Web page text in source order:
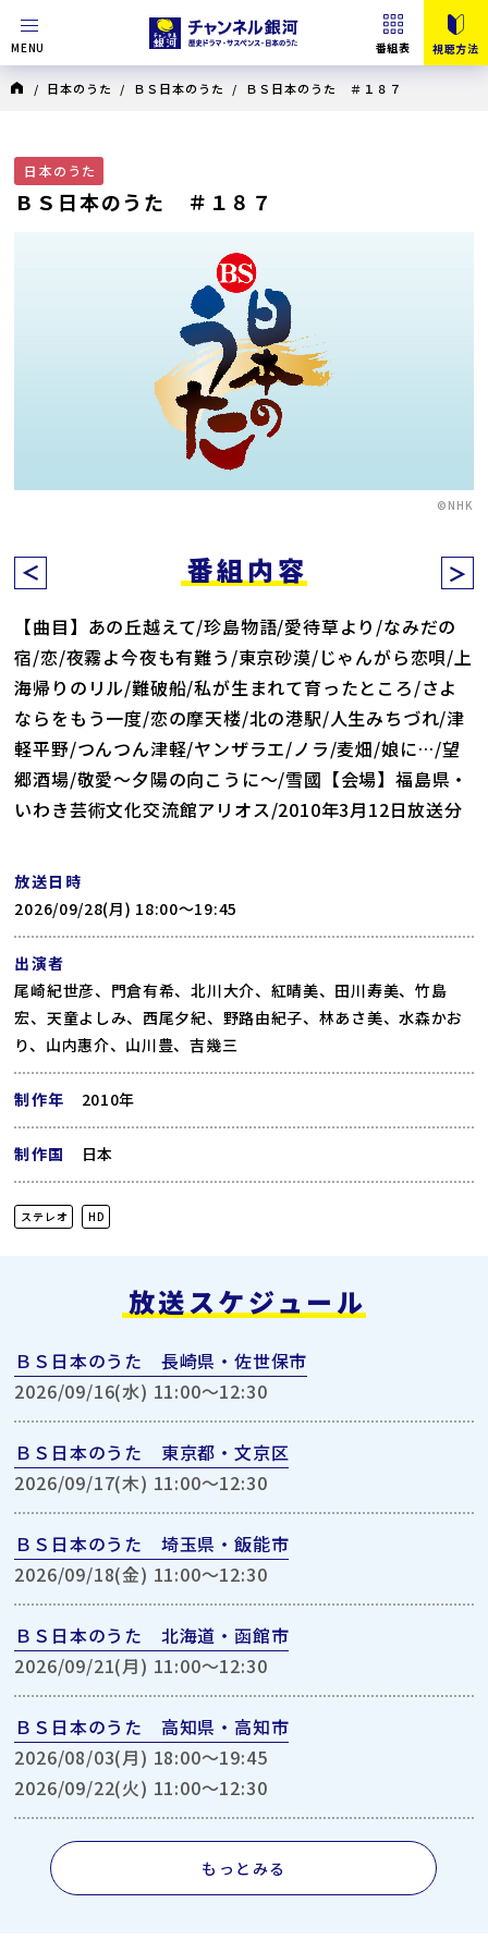
MENU 番組表 視聴方法
/ 日本のうた / ＢＳ日本のうた / ＢＳ日本のうた ＃１８７
日本のうた
ＢＳ日本のうた ＃１８７
©NHK
放送日時
2026/09/28(月) 18:00〜19:45
出演者
尾崎紀世彦、門倉有希、北川大介、紅晴美、田川寿美、竹島
宏、天童よしみ、西尾夕紀、野路由紀子、林あさ美、水森かお
り、山内惠介、山川豊、吉幾三
制作年 2010年
制作国 日本
ステレオ HD
番組内容
【曲目】あの丘越えて/珍島物語/愛待草より/なみだの
宿/恋/夜霧よ今夜も有難う/東京砂漠/じゃんがら恋唄/上
海帰りのリル/難破船/私が生まれて育ったところ/さよ
ならをもう一度/恋の摩天楼/北の港駅/人生みちづれ/津
軽平野/つんつん津軽/ヤンザラエ/ノラ/麦畑/娘に…/望
郷酒場/敬愛～夕陽の向こうに～/雪國【会場】福島県・
いわき芸術文化交流館アリオス/2010年3月12日放送分
放送スケジュール
ＢＳ日本のうた 長崎県・佐世保市
2026/09/16(水) 11:00〜12:30
ＢＳ日本のうた 東京都・文京区
2026/09/17(木) 11:00〜12:30
ＢＳ日本のうた 埼玉県・飯能市
2026/09/18(金) 11:00〜12:30
ＢＳ日本のうた 北海道・函館市
2026/09/21(月) 11:00〜12:30
ＢＳ日本のうた 高知県・高知市
2026/08/03(月) 18:00〜19:45
2026/09/22(火) 11:00〜12:30
もっとみる